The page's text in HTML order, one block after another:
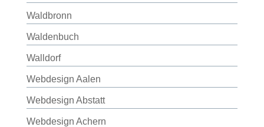
Waldbronn
Waldenbuch
Walldorf
Webdesign Aalen
Webdesign Abstatt
Webdesign Achern